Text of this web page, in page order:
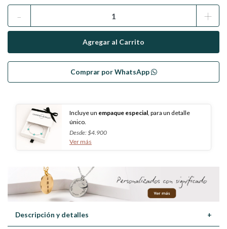
- +
Comprar por WhatsApp
Incluye un empaque especial , para un detalle
único.
Desde: $4.900
Ver más
Descripción y detalles +